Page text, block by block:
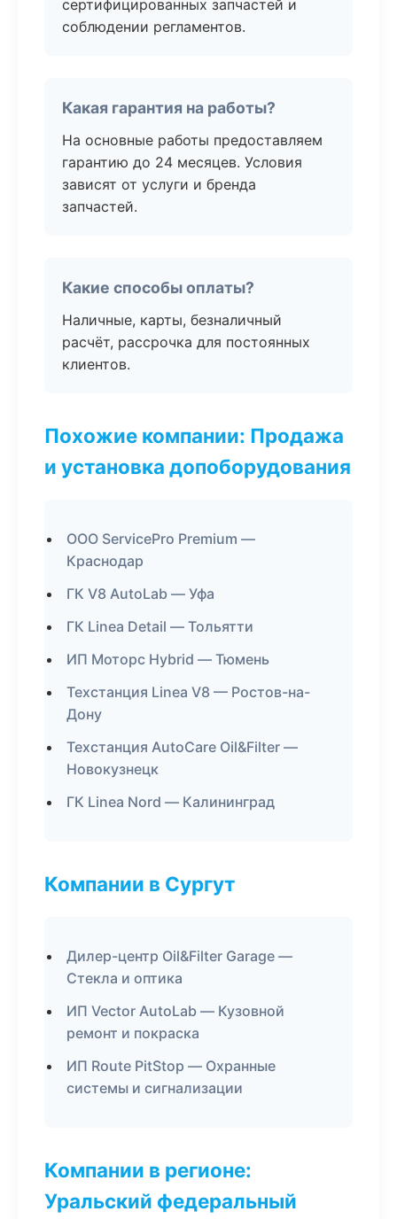
сертифицированных запчастей и
соблюдении регламентов.
Какая гарантия на работы?
На основные работы предоставляем
гарантию до 24 месяцев. Условия
зависят от услуги и бренда
запчастей.
Какие способы оплаты?
Наличные, карты, безналичный
расчёт, рассрочка для постоянных
клиентов.
Похожие компании: Продажа
и установка допоборудования
ООО ServicePro Premium —
Краснодар
ГК V8 AutoLab — Уфа
ГК Linea Detail — Тольятти
ИП Моторс Hybrid — Тюмень
Техстанция Linea V8 — Ростов-на-
Дону
Техстанция AutoCare Oil&Filter —
Новокузнецк
ГК Linea Nord — Калининград
Компании в Сургут
Дилер-центр Oil&Filter Garage —
Стекла и оптика
ИП Vector AutoLab — Кузовной
ремонт и покраска
ИП Route PitStop — Охранные
системы и сигнализации
Компании в регионе:
Уральский федеральный